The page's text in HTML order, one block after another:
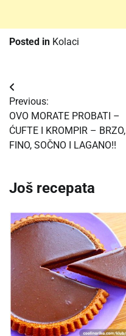
Posted in Kolaci
Post
navigation
Previous:
OVO MORATE PROBATI –
ĆUFTE I KROMPIR – BRZO,
FINO, SOČNO I LAGANO!!
Još recepata